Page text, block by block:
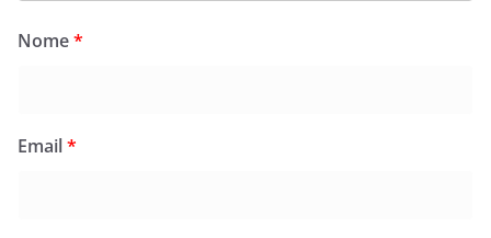
Nome*
Email*